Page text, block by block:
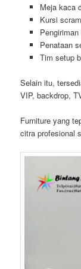
Meja kaca
Kursi
Penataan
Tim setup
Selain itu,
VIP, backdrop,
Furniture yang
citra profesional